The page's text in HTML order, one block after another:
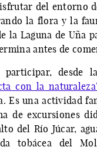
del entorno
la flora y la
la Laguna de Uña
antes de
participar, desde
con la naturaleza’
Es una actividad
de excursiones
del Río Júcar,
tobácea del